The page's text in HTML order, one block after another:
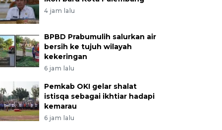
4 jam lalu
BPBD Prabumulih salurkan air
bersih ke tujuh wilayah
kekeringan
6 jam lalu
Pemkab OKI gelar shalat
istisqa sebagai ikhtiar hadapi
kemarau
6 jam lalu